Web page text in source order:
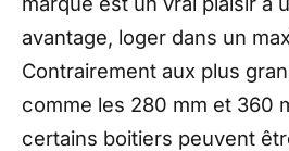
avantage, loger dans un
Contrairement aux plus
comme les 280 mm et 360
certains boitiers peuvent